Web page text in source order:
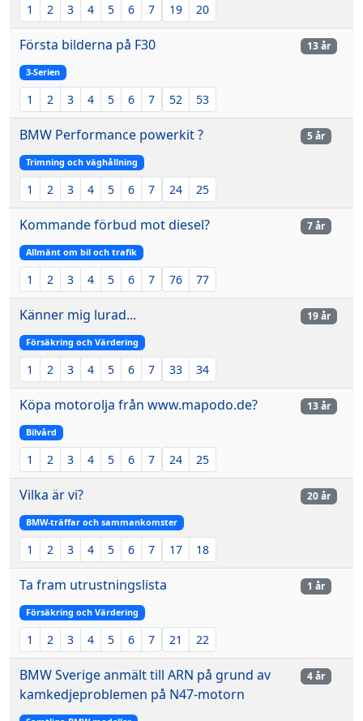
1 2 3 4 5 6 7 19 20
Första bilderna på F30
3-Serien
1 2 3 4 5 6 7 52 53
13 år
BMW Performance powerkit ?
Trimning och väghållning
1 2 3 4 5 6 7 24 25
5 år
Kommande förbud mot diesel?
Allmänt om bil och trafik
1 2 3 4 5 6 7 76 77
7 år
Känner mig lurad...
Försäkring och Värdering
1 2 3 4 5 6 7 33 34
19 år
Köpa motorolja från www.mapodo.de?
Bilvård
1 2 3 4 5 6 7 24 25
13 år
Vilka är vi?
BMW-träffar och sammankomster
1 2 3 4 5 6 7 17 18
20 år
Ta fram utrustningslista
Försäkring och Värdering
1 2 3 4 5 6 7 21 22
1 år
BMW Sverige anmält till ARN på grund av
kamkedjeproblemen på N47-motorn
4 år